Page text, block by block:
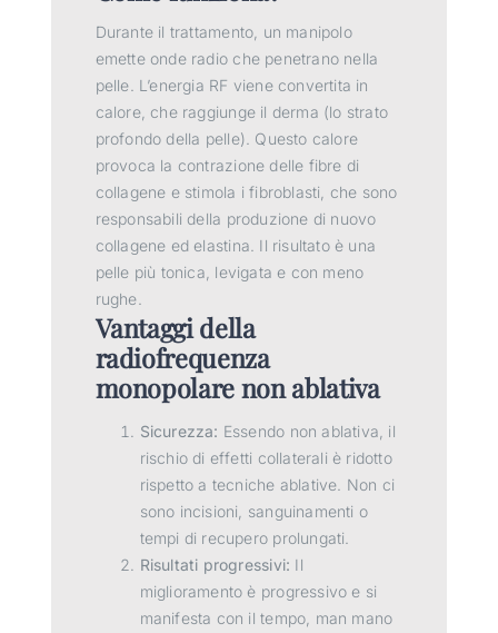
Durante il trattamento, un manipolo
emette onde radio che penetrano nella
pelle. L’energia RF viene convertita in
calore, che raggiunge il derma (lo strato
profondo della pelle). Questo calore
provoca la contrazione delle fibre di
collagene e stimola i fibroblasti, che sono
responsabili della produzione di nuovo
collagene ed elastina. Il risultato è una
pelle più tonica, levigata e con meno
rughe.
Vantaggi della
radiofrequenza
monopolare non ablativa
Sicurezza: Essendo non ablativa, il
rischio di effetti collaterali è ridotto
rispetto a tecniche ablative. Non ci
sono incisioni, sanguinamenti o
tempi di recupero prolungati.
Risultati progressivi: Il
miglioramento è progressivo e si
manifesta con il tempo, man mano